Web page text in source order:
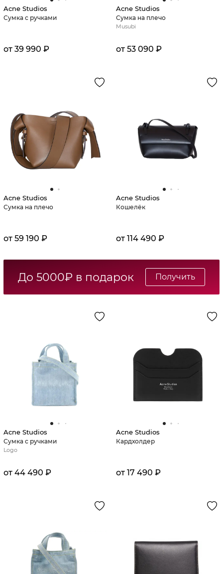
Acne Studios
Сумка с ручками
от 39 990 ₽
Acne Studios
Сумка на плечо
Musubi
от 53 090 ₽
Acne Studios
Сумка на плечо
от 59 190 ₽
Acne Studios
Кошелёк
от 114 490 ₽
До 5000₽ в подарок Получить
Acne Studios
Сумка с ручками
Logo
от 44 490 ₽
Acne Studios
Кардхолдер
от 17 490 ₽